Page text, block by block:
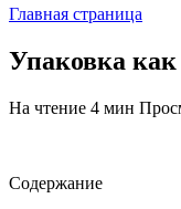
Главная страница
Упаковка как
На чтение 4 мин
Содержание